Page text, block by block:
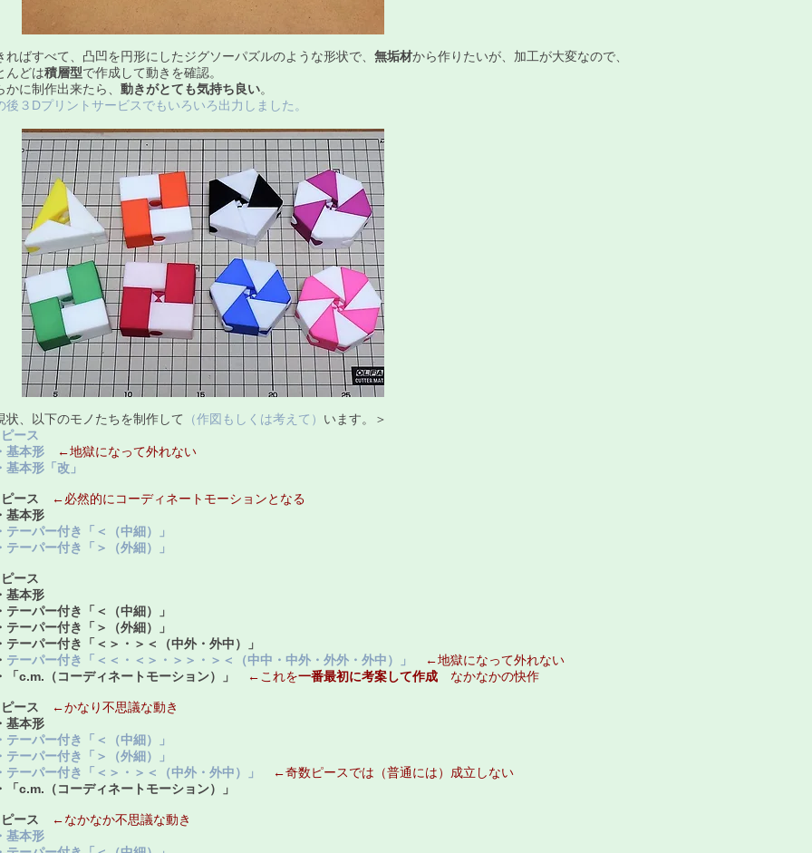
ればすべて、凸凹を円形にしたジグソーパズルのような形状で、 無垢材から作りたいが、加工が大変なので、
んどは積層型で作成して動きを確認。
かに制作出来たら、 動きがとても気持ち良い。
後３Dプリントサービスでもいろいろ出力しました。
状、以下のモノたちを制作して （作図もしくは考えて） います。
＞
ピース
基本形
←地獄になって外れない
本形「改」
ース
←必然的にコーディネートモーションとなる
・基本形
ーパー付き「＜（中細）」
ーパー付き「＞（外細）」
ース
本形
ーパー付き「＜（中細）」
ーパー付き「＞（外細）」
テーパー付き「＜＞・＞＜（中外・外中）」
テーパー付き「＜＜・＜＞・＞＞・＞＜（中中・中外・外外・外中）」
←地獄になって外れない
c.m.（コーディネートモーション）」
←これを一番最初に考案して作成 なかなかの快作
ピース
←かなり不思議な動き
本形
ーパー付き「＜（中細）」
ーパー付き「＞（外細）」
ーパー付き「＜＞・＞＜（中外・外中）」
←奇数ピースでは（普通には）成立しない
・「c.m.（コーディネートモーション）」
ピース
←なかなか不思議な動き
本形